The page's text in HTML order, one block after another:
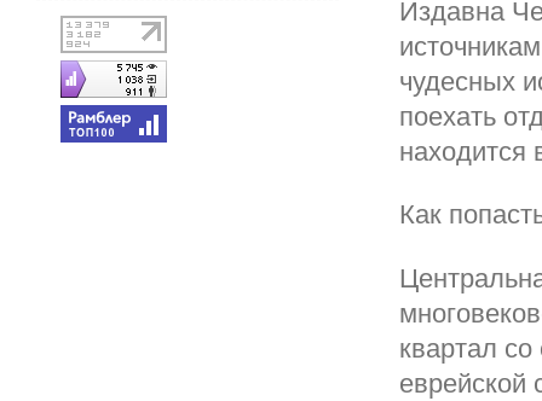
Издавна
чудесных
поехать
находится
Как
квартал
еврейской